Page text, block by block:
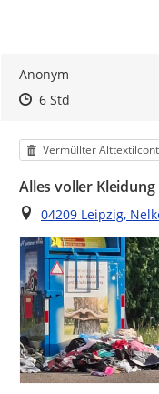
Anonym
Zeitpunkt des
Zeitpunkt des
6 StdZur Äußerung
Kategorie
Vermüllter
Alles voller Kleidung
Ort
04209 Leipzig,